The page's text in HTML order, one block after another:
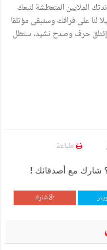
الملايين المتعطشة لنبعك
لنا على فراقك وستبقى مؤتلقا
إئتلق حرف وصدح نشيد، ستظل
طباعة
شارك مع أصدقائك !
شارك